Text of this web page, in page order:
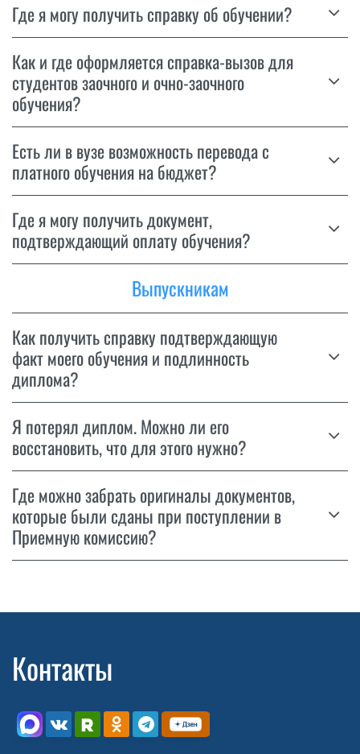
Где я могу получить справку об обучении?
Как и где оформляется справка-вызов для
студентов заочного и очно-заочного
обучения?
Есть ли в вузе возможность перевода с
платного обучения на бюджет?
Где я могу получить документ,
подтверждающий оплату обучения?
Выпускникам
Как получить справку подтверждающую
факт моего обучения и подлинность
диплома?
Я потерял диплом. Можно ли его
восстановить, что для этого нужно?
Где можно забрать оригиналы документов,
которые были сданы при поступлении в
Приемную комиссию?
Контакты